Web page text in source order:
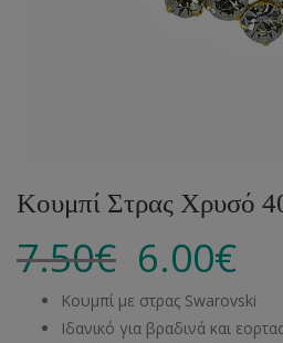
Κουμπί Στρας Χρυσό
7.50€ 6.00€
Κουμπί με στρας Swarovski
Ιδανικό για βραδινά και